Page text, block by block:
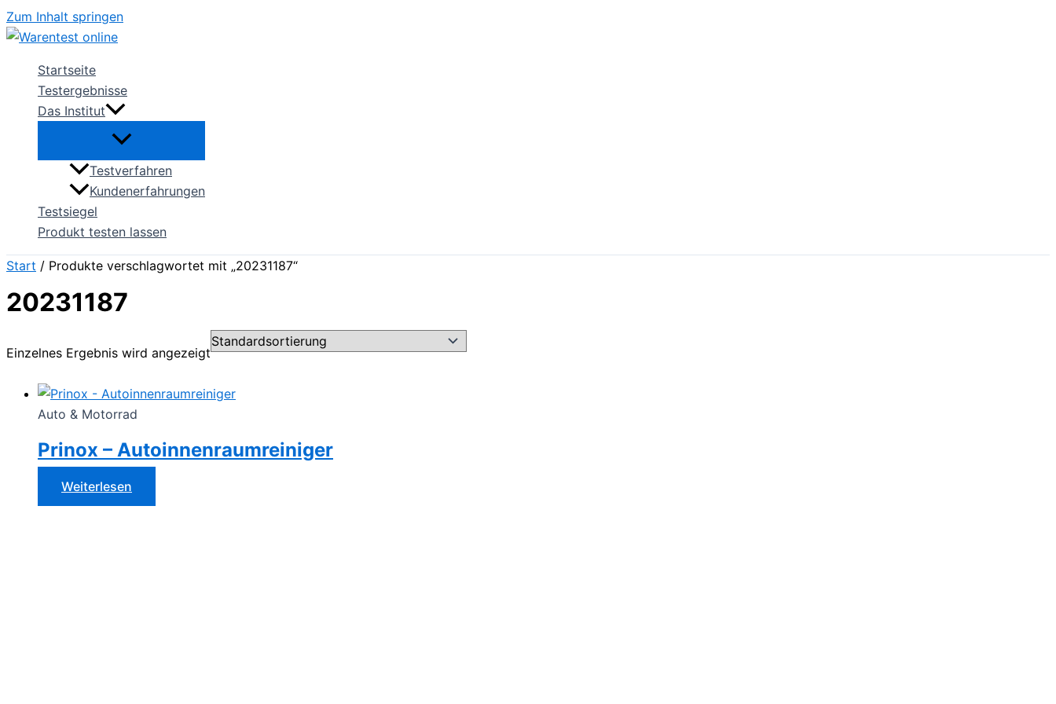
Zum Inhalt springen
Startseite
Testergebnisse
Das Institut
Testverfahren
Kundenerfahrungen
Testsiegel
Produkt testen lassen
Start / Produkte verschlagwortet mit „20231187“
20231187
Einzelnes Ergebnis wird angezeigt
Auto & Motorrad
Prinox – Autoinnenraumreiniger
Weiterlesen